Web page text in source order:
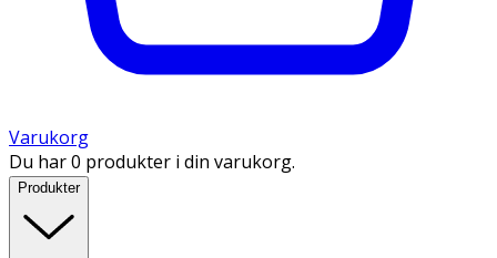
Varukorg
Du har 0 produkter i din varukorg.
Produkter